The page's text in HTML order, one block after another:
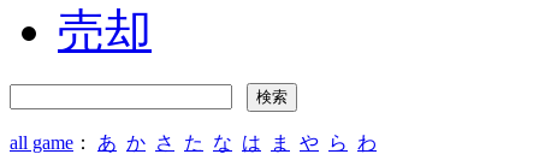
売却
all game ： あ か さ た な は ま や ら わ